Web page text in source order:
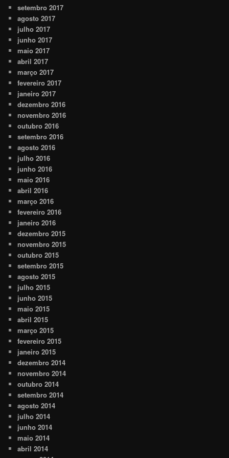
setembro 2017
agosto 2017
julho 2017
junho 2017
maio 2017
abril 2017
março 2017
fevereiro 2017
janeiro 2017
dezembro 2016
novembro 2016
outubro 2016
setembro 2016
agosto 2016
julho 2016
junho 2016
maio 2016
abril 2016
março 2016
fevereiro 2016
janeiro 2016
dezembro 2015
novembro 2015
outubro 2015
setembro 2015
agosto 2015
julho 2015
junho 2015
maio 2015
abril 2015
março 2015
fevereiro 2015
janeiro 2015
dezembro 2014
novembro 2014
outubro 2014
setembro 2014
agosto 2014
julho 2014
junho 2014
maio 2014
abril 2014